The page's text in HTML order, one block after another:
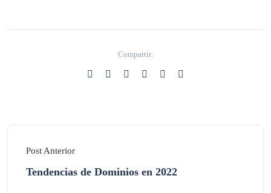
Compartir:
Post Anterior
Tendencias de Dominios en 2022